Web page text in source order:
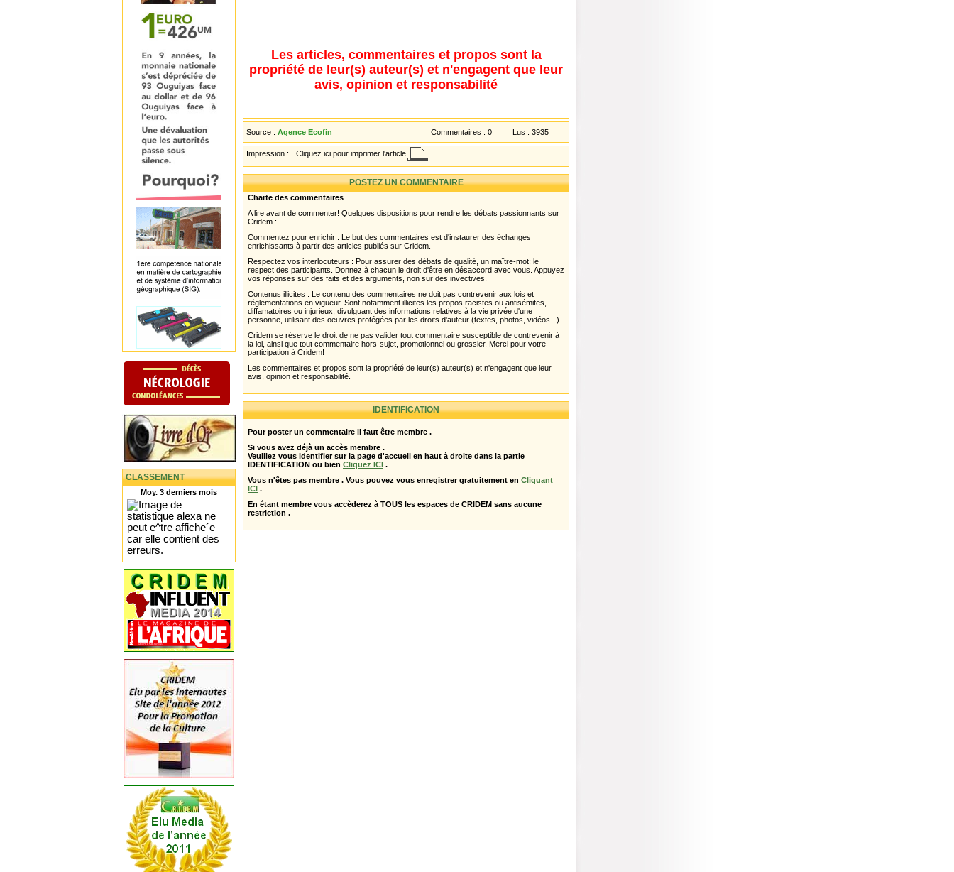
CLASSEMENT
Moy. 3 derniers mois
Les articles, commentaires et propos sont la
propriété de leur(s) auteur(s) et n'engagent que leur
avis, opinion et responsabilité
Source : Agence Ecofin Commentaires : 0 Lus : 3935
Impression : Cliquez ici pour imprimer l'article
POSTEZ UN COMMENTAIRE
Charte des commentaires
A lire avant de commenter! Quelques dispositions pour rendre les débats passionnants sur
Cridem :
Commentez pour enrichir : Le but des commentaires est d'instaurer des échanges
enrichissants à partir des articles publiés sur Cridem.
Respectez vos interlocuteurs : Pour assurer des débats de qualité, un maître-mot: le
respect des participants. Donnez à chacun le droit d'être en désaccord avec vous. Appuyez
vos réponses sur des faits et des arguments, non sur des invectives.
Contenus illicites : Le contenu des commentaires ne doit pas contrevenir aux lois et
réglementations en vigueur. Sont notamment illicites les propos racistes ou antisémites,
diffamatoires ou injurieux, divulguant des informations relatives à la vie privée d'une
personne, utilisant des oeuvres protégées par les droits d'auteur (textes, photos, vidéos...).
Cridem se réserve le droit de ne pas valider tout commentaire susceptible de contrevenir à
la loi, ainsi que tout commentaire hors-sujet, promotionnel ou grossier. Merci pour votre
participation à Cridem!
Les commentaires et propos sont la propriété de leur(s) auteur(s) et n'engagent que leur
avis, opinion et responsabilité.
IDENTIFICATION
Pour poster un commentaire il faut être membre .
Si vous avez déjà un accès membre .
Veuillez vous identifier sur la page d'accueil en haut à droite dans la partie
IDENTIFICATION ou bien Cliquez ICI .
Vous n'êtes pas membre . Vous pouvez vous enregistrer gratuitement en Cliquant
ICI .
En étant membre vous accèderez à TOUS les espaces de CRIDEM sans aucune
restriction .